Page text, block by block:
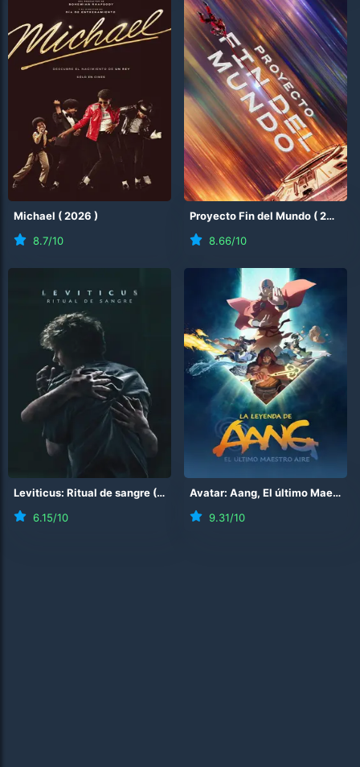
Michael (2026 )
8.7/10
Proyecto Fin del Mundo (2026
8.66/10
Leviticus: Ritual de sangre ( 2026
)
6.15/10
Avatar: Aang, El último Maestro Aire
9.31/10